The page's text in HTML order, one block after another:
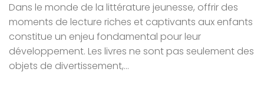
Dans le monde de la littérature jeunesse, offrir des
moments de lecture riches et captivants aux enfants
constitue un enjeu fondamental pour leur
développement. Les livres ne sont pas seulement des
objets de divertissement,...